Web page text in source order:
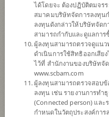
มูลค่าหน่วยลงทุน
7.6820
0.1284
ข้อมูล ณ วันที่ 5 ส.ค. 2569
ข้อมู
ได้โดยจะ ต้องปฏิบัติตมจร
สมาคมบริษัทจัดการลงทุน
ลงทุนดังกล่าวให้บริษัทจัด
สามารถกำกับและดูแลกา
ผู้ลงทุนสามารถตรวจดูแนว
ดำเนินการใช้สิทธิออกเสีย
ไว้ที่ สำนักงานของบริษัทจั
www.scbam.com
ผู้ลงทุนสามารถตรวจสอบ
ลงทุน เช่น รายงานการทำ
(Connected person) แล
กำหนดในวัตถุประสงค์กา